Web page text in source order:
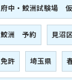
府中・鮫洲試験場
鮫洲 予約 見沼
免許 埼玉県